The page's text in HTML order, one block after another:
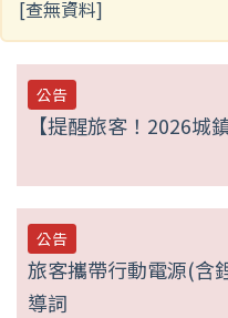
[查無資料]
公告
【提醒旅客！2026城
公告
旅客攜帶行動電源(含
導詞